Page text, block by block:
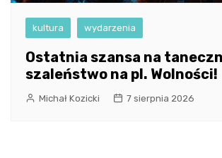
kultura wydarzenia
Ostatnia szansa na
szaleństwo na pl. Wolności!
Michał Kozicki 7 sierpnia 2026